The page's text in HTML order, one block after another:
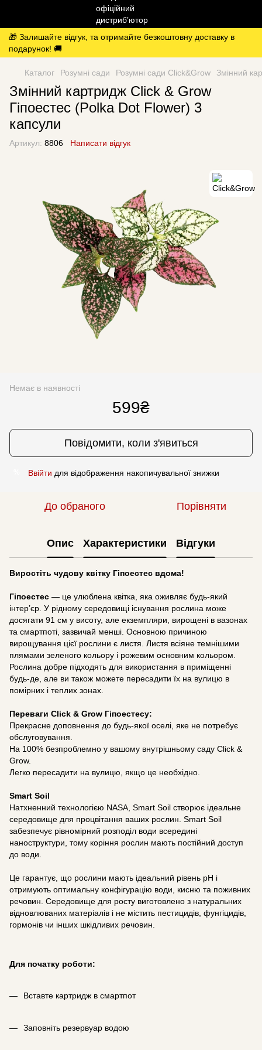
🎁 Залишайте відгук, та отримайте безкоштовну доставку в
подарунок! 🚚
Каталог Розумні сади Розумні сади Click&Grow Змінний
Змінний картридж Click & Grow
Гіпоестес (Polka Dot Flower) 3
капсули
Артикул: 8806 Написати відгук
Немає в наявності
599₴
Повідомити, коли з'явиться
Ввійти для відображення накопичувальної знижки
До обраного Порівняти
Опис Характеристики Відгуки
Виростіть чудову квітку Гіпоестес вдома!
Гіпоестес — це улюблена квітка, яка оживляє будь-який
інтер’єр. У рідному середовищі існування рослина може
досягати 91 см у висоту, але екземпляри, вирощені в вазонах
та смартпоті, зазвичай менші. Основною причиною
вирощування цієї рослини є листя. Листя всіяне темнішими
плямами зеленого кольору і рожевим основним кольором.
Рослина добре підходять для використання в приміщенні
будь-де, але ви також можете пересадити їх на вулицю в
помірних і теплих зонах.
Переваги Click & Grow Гіпоестесу:
Прекрасне доповнення до будь-якої оселі, яке не потребує
обслуговування.
На 100% безпроблемно у вашому внутрішньому саду Click &
Grow.
Легко пересадити на вулицю, якщо це необхідно.
Smart Soil
Натхненний технологією NASA, Smart Soil створює ідеальне
середовище для процвітання ваших рослин. Smart Soil
забезпечує рівномірний розподіл води всередині
наноструктури, тому коріння рослин мають постійний доступ
до води.
Це гарантує, що рослини мають ідеальний рівень pH і
отримують оптимальну конфігурацію води, кисню та поживних
речовин. Середовище для росту виготовлено з натуральних
відновлюваних матеріалів і не містить пестицидів, фунгіцидів,
гормонів чи інших шкідливих речовин.
Для початку роботи:
Вставте картридж в смартпот
Заповніть резервуар водою